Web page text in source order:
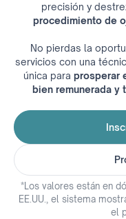
precisión y
procedimiento de
No pierdas la
servicios con una
única para prosperar
bien remunerada y
*Los valores están en
EE.UU., el sistema
el